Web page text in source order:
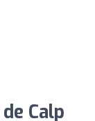
Calp